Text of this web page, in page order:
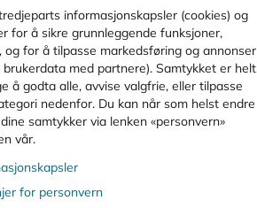
Mokki Solbrille MO2296 B 1 stk
259,- 399,-
Kjøp
PRODUKTER
informasjonskapsler (cookies) og
for å sikre grunnleggende funksjoner,
og for å tilpasse markedsføring og annonser
brukerdata med partnere). Samtykket er helt
å godta alle, avvise valgfrie, eller tilpasse
nedenfor. Du kan når som helst endre
samtykker via lenken «personvern»
vår.
for personvern